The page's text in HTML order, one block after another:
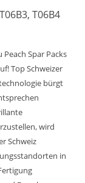
T06B4
Spar Packs
Top Schweizer
bürgt
wird
Schweiz
in